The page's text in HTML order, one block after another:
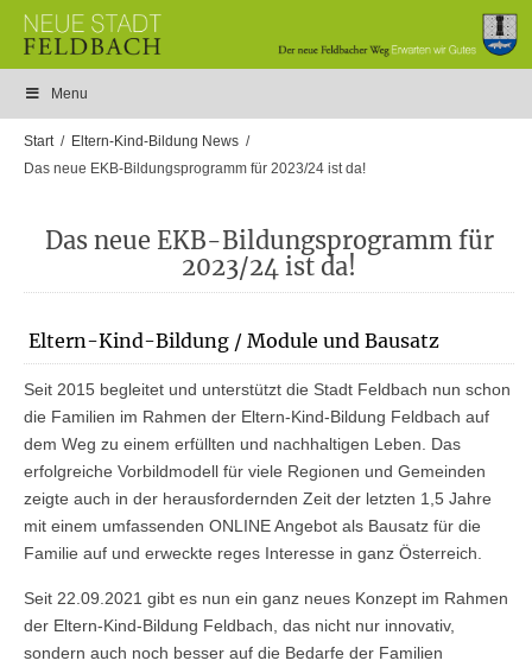
Menu
Start
Eltern-Kind-Bildung News
Das neue EKB-Bildungsprogramm für 2023/24 ist da!
Das neue EKB-Bildungsprogramm für
2023/24 ist da!
Eltern-Kind-Bildung / Module und Bausatz
Seit 2015 begleitet und unterstützt die Stadt Feldbach nun schon
die Familien im Rahmen der Eltern-Kind-Bildung Feldbach auf
dem Weg zu einem erfüllten und nachhaltigen Leben. Das
erfolgreiche Vorbildmodell für viele Regionen und Gemeinden
zeigte auch in der herausfordernden Zeit der letzten 1,5 Jahre
mit einem umfassenden ONLINE Angebot als Bausatz für die
Familie auf und erweckte reges Interesse in ganz Österreich.
Seit 22.09.2021 gibt es nun ein ganz neues Konzept im Rahmen
der Eltern-Kind-Bildung Feldbach, das nicht nur innovativ,
sondern auch noch besser auf die Bedarfe der Familien